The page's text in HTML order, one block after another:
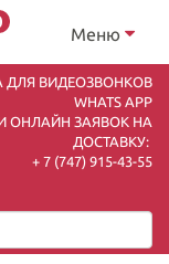
Меню
ДЛЯ ВИДЕОЗВОНКОВ
WHATS APP
ОНЛАЙН ЗАЯВОК НА
ДОСТАВКУ:
+ 7 (747) 915-43-55